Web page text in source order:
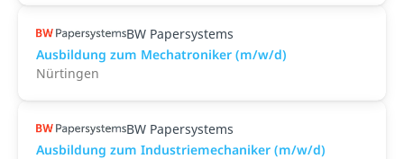
BW Papersystems
Ausbildung zum Mechatroniker (m/w/d)
Nürtingen
BW Papersystems
Ausbildung zum Industriemechaniker (m/w/d)